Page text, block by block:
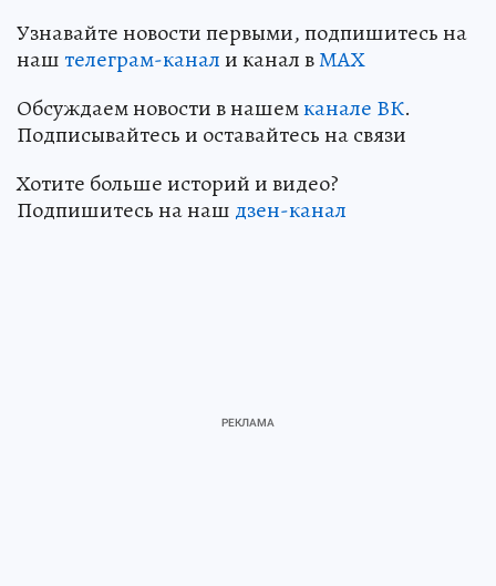
Узнавайте новости первыми, подпишитесь на
наштелеграм-канали канал вМАХ
Обсуждаем новости в нашемканале ВК.
Подписывайтесь и оставайтесь на связи
Хотите больше историй и видео?
Подпишитесь на наш дзен-канал